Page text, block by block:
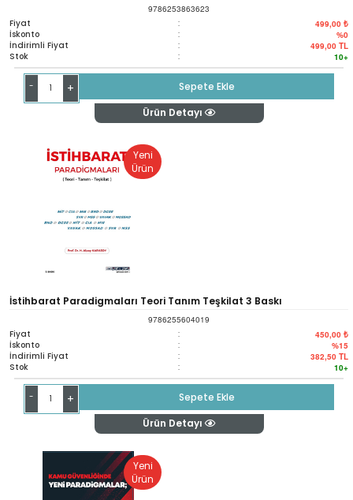
9786253863623
Fiyat : 499,00 ₺
İskonto : %0
İndirimli Fiyat : 499,00 TL
Stok : 10+
- +
Sepete Ekle
Ürün Detayı
Yeni
Ürün
İstihbarat Paradigmaları Teori Tanım Teşkilat 3 Baskı
9786255604019
Fiyat : 450,00 ₺
İskonto : %15
İndirimli Fiyat : 382,50 TL
Stok : 10+
- +
Sepete Ekle
Ürün Detayı
Yeni
Ürün